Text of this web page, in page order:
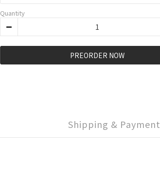
Quantity
PREORDER NOW
Shipping & Payment